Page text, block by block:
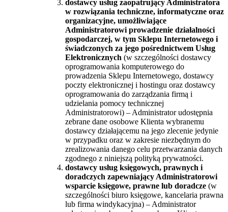
dostawcy usług zaopatrujący Administratora
w rozwiązania techniczne, informatyczne oraz
organizacyjne, umożliwiające
Administratorowi prowadzenie działalności
gospodarczej, w tym Sklepu Internetowego i
świadczonych za jego pośrednictwem Usług
Elektronicznych (w szczególności dostawcy
oprogramowania komputerowego do
prowadzenia Sklepu Internetowego, dostawcy
poczty elektronicznej i hostingu oraz dostawcy
oprogramowania do zarządzania firmą i
udzielania pomocy technicznej
Administratorowi) – Administrator udostępnia
zebrane dane osobowe Klienta wybranemu
dostawcy działającemu na jego zlecenie jedynie
w przypadku oraz w zakresie niezbędnym do
zrealizowania danego celu przetwarzania danych
zgodnego z niniejszą polityką prywatności.
dostawcy usług księgowych, prawnych i
doradczych zapewniający Administratorowi
wsparcie księgowe, prawne lub doradcze (w
szczególności biuro księgowe, kancelaria prawna
lub firma windykacyjna) – Administrator